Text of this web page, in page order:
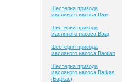
Шестерня привода
масляного насоса Baja
Шестерня привода
масляного насоса Bajaj
Шестерня привода
масляного насоса Baotian
Шестерня привода
масляного насоса Barkas
(Баркас)